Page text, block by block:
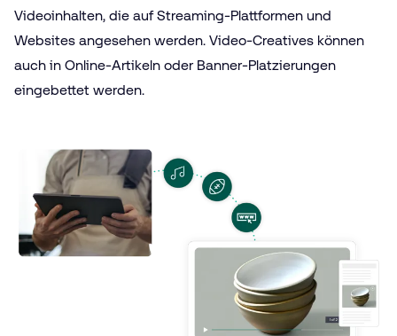
Videoinhalten, die auf Streaming-Plattformen und
Websites angesehen werden. Video-Creatives können
auch in Online-Artikeln oder Banner-Platzierungen
eingebettet werden.